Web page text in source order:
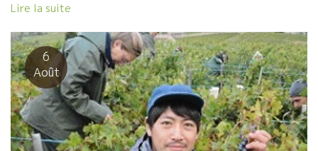
これからまだ発酵槽にもどされて発酵が続く液体だ。 １８年、流
チリ乗っているのが 今年の特徴だ。 美味しい！この段階でエモー
ションが感じられる。素晴らしいワインになるだろう！ Lapierre
ラピエール醸造の2018年は買いですよ！！
Lire la suite
6
Août